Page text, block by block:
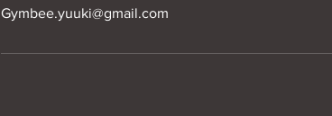
Gymbee.yuuki@gmail.com